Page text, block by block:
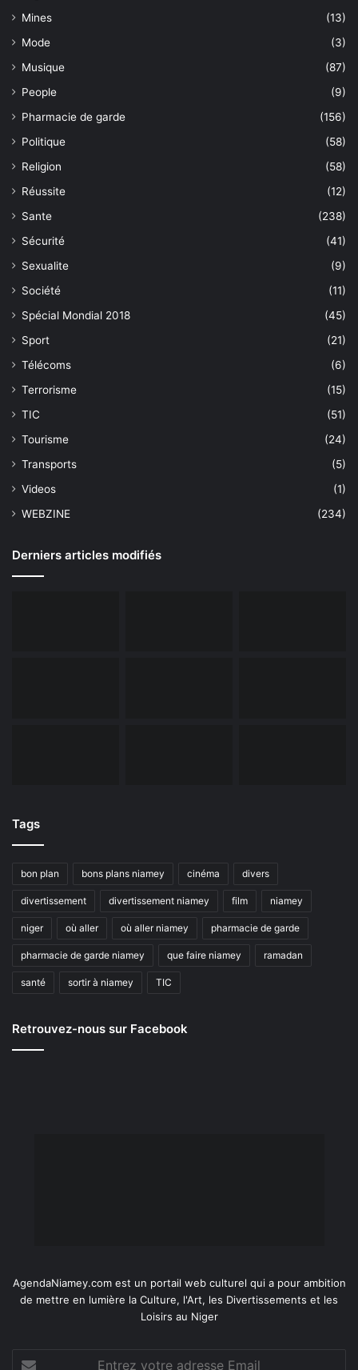
Mines
(13)
Mode
(3)
Musique
(87)
People
(9)
Pharmacie de garde
(156)
Politique
(58)
Religion
(58)
Réussite
(12)
Sante
(238)
Sécurité
(41)
Sexualite
(9)
Société
(11)
Spécial Mondial 2018
(45)
Sport
(21)
Télécoms
(6)
Terrorisme
(15)
TIC
(51)
Tourisme
(24)
Transports
(5)
Videos
(1)
WEBZINE
(234)
Derniers articles modifiés
Tags
bon plan bons plans niamey cinéma divers
divertissement divertissement niamey film niamey
niger où aller où aller niamey pharmacie de garde
pharmacie de garde niamey que faire niamey ramadan
santé sortir à niamey TIC
Retrouvez-nous sur Facebook
AgendaNiamey.com est un portail web culturel qui a pour ambition
de mettre en lumière la Culture, l'Art, les Divertissements et les
Loisirs au Niger
Entrez